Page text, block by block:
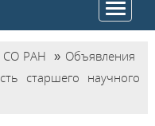
trk
СО РАН » Объявления
старшего научного